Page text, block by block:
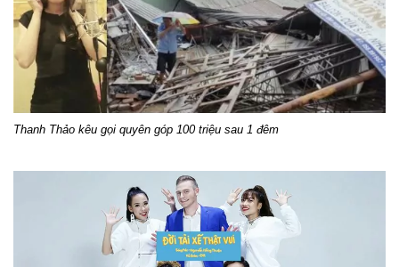
Thanh Thảo kêu gọi quyên góp 100 triệu sau 1 đêm